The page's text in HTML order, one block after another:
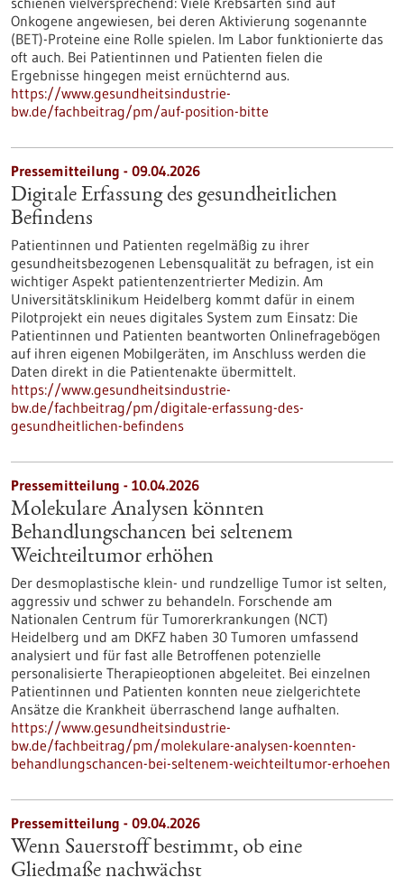
Onkogene angewiesen, bei deren Aktivierung sogenannte
(BET)-Proteine eine Rolle spielen. Im Labor funktionierte das
oft auch. Bei Patientinnen und Patienten fielen die
Ergebnisse hingegen meist ernüchternd aus.
https://www.gesundheitsindustrie-
bw.de/fachbeitrag/pm/auf-position-bitte
Pressemitteilung - 09.04.2026
Digitale Erfassung des gesundheitlichen
Befindens
Patientinnen und Patienten regelmäßig zu ihrer
gesundheitsbezogenen Lebensqualität zu befragen, ist ein
wichtiger Aspekt patientenzentrierter Medizin. Am
Universitätsklinikum Heidelberg kommt dafür in einem
Pilotprojekt ein neues digitales System zum Einsatz: Die
Patientinnen und Patienten beantworten Onlinefragebögen
auf ihren eigenen Mobilgeräten, im Anschluss werden die
Daten direkt in die Patientenakte übermittelt.
https://www.gesundheitsindustrie-
bw.de/fachbeitrag/pm/digitale-erfassung-des-
gesundheitlichen-befindens
Pressemitteilung - 10.04.2026
Molekulare Analysen könnten
Behandlungschancen bei seltenem
Weichteiltumor erhöhen
Der desmoplastische klein- und rundzellige Tumor ist selten,
aggressiv und schwer zu behandeln. Forschende am
Nationalen Centrum für Tumorerkrankungen (NCT)
Heidelberg und am DKFZ haben 30 Tumoren umfassend
analysiert und für fast alle Betroffenen potenzielle
personalisierte Therapieoptionen abgeleitet. Bei einzelnen
Patientinnen und Patienten konnten neue zielgerichtete
Ansätze die Krankheit überraschend lange aufhalten.
https://www.gesundheitsindustrie-
bw.de/fachbeitrag/pm/molekulare-analysen-koennten-
behandlungschancen-bei-seltenem-weichteiltumor-erhoehen
Pressemitteilung - 09.04.2026
Wenn Sauerstoff bestimmt, ob eine
Gliedmaße nachwächst